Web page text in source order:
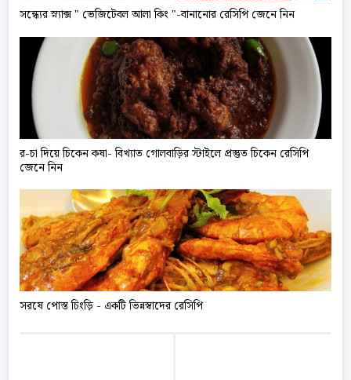
সন্ধ্যের স্ন্যাক্স " ভেজিটেবল আলা কিং "-বানানোর রেসিপি জেনে নিন
র-চা দিয়ে চিকেন কষা- বিখ্যাত গোলবাড়ির স্টাইলে প্রস্তুত চিকেন রেসিপি
জেনে নিন
সরষে পোস্ত চিংড়ি - একটি ভিন্নস্বাদের রেসিপি